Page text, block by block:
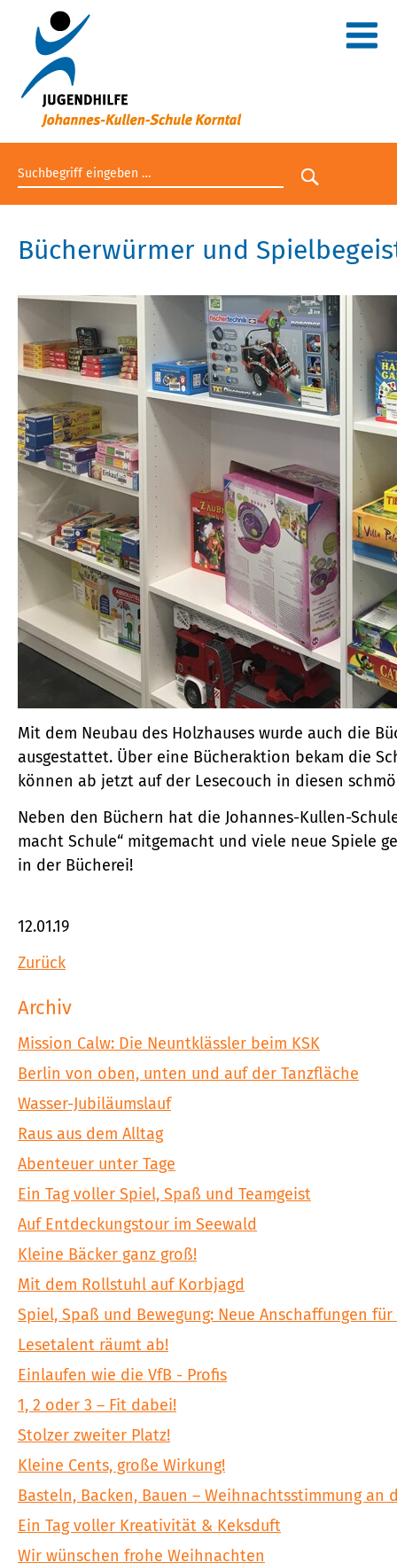
Suchbegriff eingeben
Suche
Bücherwürmer und
Mit dem Neubau des Holzhauses wurde auch die
ausgestattet. Über eine Bücheraktion bekam die
können ab jetzt auf der Lesecouch in diesen
Neben den Büchern hat die Johannes-Kullen-
macht Schule“ mitgemacht und viele neue Spiele
in der Bücherei!
12.01.19
Zurück
Archiv
Mission Calw: Die Neuntklässler beim KSK
Berlin von oben, unten und auf der Tanzfläche
Wasser-Jubiläumslauf
Raus aus dem Alltag
Abenteuer unter Tage
Ein Tag voller Spiel, Spaß und Teamgeist
Auf Entdeckungstour im Seewald
Kleine Bäcker ganz groß!
Mit dem Rollstuhl auf Korbjagd
Spiel, Spaß und Bewegung: Neue Anschaffungen
Lesetalent räumt ab!
Einlaufen wie die VfB - Profis
1, 2 oder 3 – Fit dabei!
Stolzer zweiter Platz!
Kleine Cents, große Wirkung!
Basteln, Backen, Bauen – Weihnachtsstimmung an
Ein Tag voller Kreativität & Keksduft
Wir wünschen frohe Weihnachten